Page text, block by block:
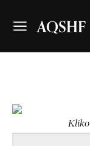
AQSHF
Kliko